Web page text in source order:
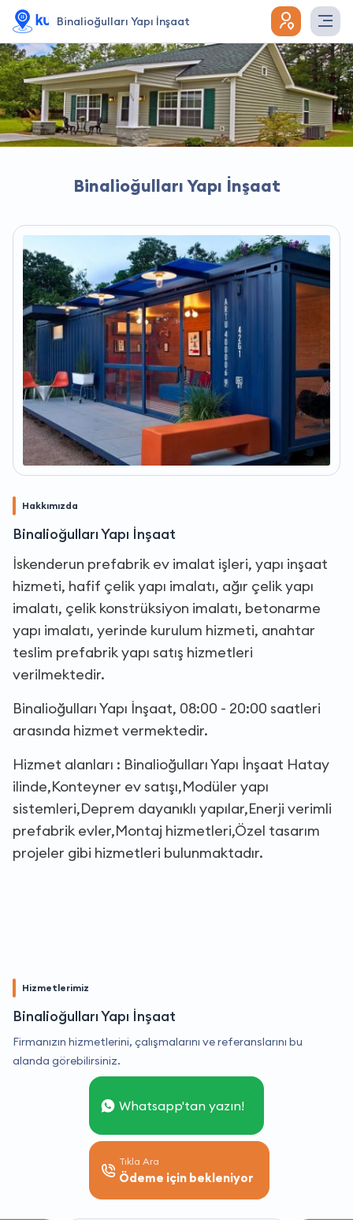
Binalioğulları Yapı İnşaat
Binalioğulları Yapı İnşaat
Hakkımızda
Binalioğulları Yapı İnşaat
İskenderun prefabrik ev imalat işleri, yapı inşaat
hizmeti, hafif çelik yapı imalatı, ağır çelik yapı
imalatı, çelik konstrüksiyon imalatı, betonarme
yapı imalatı, yerinde kurulum hizmeti, anahtar
teslim prefabrik yapı satış hizmetleri
verilmektedir.
Binalioğulları Yapı İnşaat, 08:00 - 20:00 saatleri
arasında hizmet vermektedir.
Hizmet alanları : Binalioğulları Yapı İnşaat Hatay
ilinde,Konteyner ev satışı,Modüler yapı
sistemleri,Deprem dayanıklı yapılar,Enerji verimli
prefabrik evler,Montaj hizmetleri,Özel tasarım
projeler gibi hizmetleri bulunmaktadır.
Hizmetlerimiz
Binalioğulları Yapı İnşaat
Firmanızın hizmetlerini, çalışmalarını ve referanslarını bu
alanda görebilirsiniz.
Whatsapp'tan yazın!
Tıkla Ara
Ödeme için bekleniyor